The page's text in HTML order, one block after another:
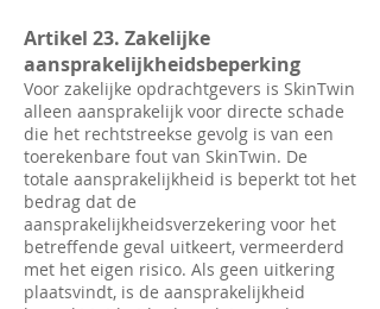
Artikel 23. Zakelijke
aansprakelijkheidsbeperking
Voor zakelijke opdrachtgevers is SkinTwin
alleen aansprakelijk voor directe schade
die het rechtstreekse gevolg is van een
toerekenbare fout van SkinTwin. De
totale aansprakelijkheid is beperkt tot het
bedrag dat de
aansprakelijkheidsverzekering voor het
betreffende geval uitkeert, vermeerderd
met het eigen risico. Als geen uitkering
plaatsvindt, is de aansprakelijkheid